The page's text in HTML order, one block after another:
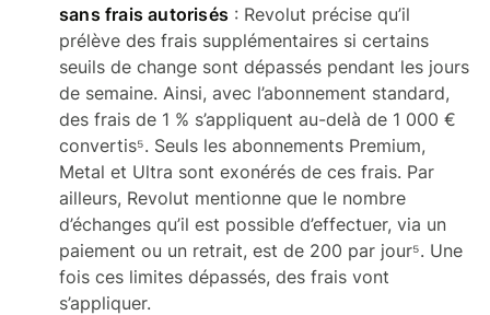
sans frais autorisés : Revolut précise qu’il
prélève des frais supplémentaires si certains
seuils de change sont dépassés pendant les jours
de semaine. Ainsi, avec l’abonnement standard,
des frais de 1 % s’appliquent au-delà de 1 000 €
convertis⁵. Seuls les abonnements Premium,
Metal et Ultra sont exonérés de ces frais. Par
ailleurs, Revolut mentionne que le nombre
d’échanges qu’il est possible d’effectuer, via un
paiement ou un retrait, est de 200 par jour⁵. Une
fois ces limites dépassés, des frais vont
s’appliquer.